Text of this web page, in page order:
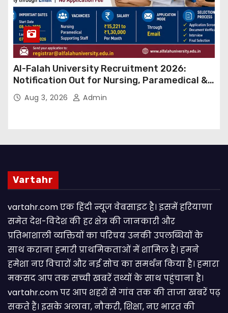
Al-Falah University Recruitment 2026:
Notification Out for Nursing, Paramedical &
Supporting Staff Posts, Apply Through Email
Aug 3, 2026 Admin
Vartahr
vartahr.com एक हिंदी न्यूज वेबसाइट है। इसमें हरियाणा
समेत देश-विदेश की हर क्षेत्र की जानकारी और
प्रतिभाशाली व्यक्तियों का परिचय उनकी उपलब्धियों के
साथ कराना हमारी प्राथमिकताओं में शामिल है। हमने
हमेशा नए विचारों और नई सोच का समर्थन किया है। हमारा
मकसद आप तक सच्ची खबरें तथ्यों के साथ पहुंचाना है।
vartahr.com पर आप शहरों से गांव तक की ताजा खबरें पढ़
सकते हैं। इसके अलावा, नौकरी, शिक्षा, नए भारत की